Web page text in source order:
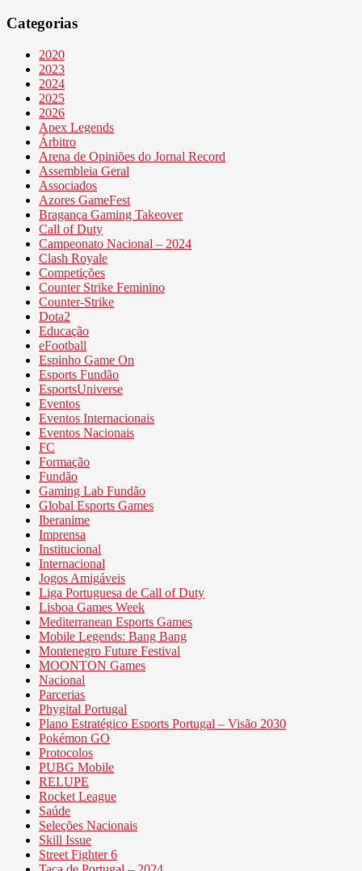
Categorias
2020
2023
2024
2025
2026
Apex Legends
Árbitro
Arena de Opiniões do Jornal Record
Assembleia Geral
Associados
Azores GameFest
Bragança Gaming Takeover
Call of Duty
Campeonato Nacional – 2024
Clash Royale
Competições
Counter Strike Feminino
Counter-Strike
Dota2
Educação
eFootball
Espinho Game On
Esports Fundão
EsportsUniverse
Eventos
Eventos Internacionais
Eventos Nacionais
FC
Formação
Fundão
Gaming Lab Fundão
Global Esports Games
Iberanime
Imprensa
Institucional
Internacional
Jogos Amigáveis
Liga Portuguesa de Call of Duty
Lisboa Games Week
Mediterranean Esports Games
Mobile Legends: Bang Bang
Montenegro Future Festival
MOONTON Games
Nacional
Parcerias
Phygital Portugal
Plano Estratégico Esports Portugal – Visão 2030
Pokémon GO
Protocolos
PUBG Mobile
RELUPE
Rocket League
Saúde
Seleções Nacionais
Skill Issue
Street Fighter 6